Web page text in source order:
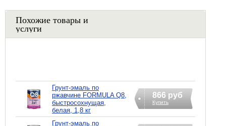
Похожие товары и
услуги
Грунт-эмаль по
ржавчине FORMULA Q8,
быстросохнущая,
белая, 1,8 кг
866 руб
Купить
Грунт-эмаль по